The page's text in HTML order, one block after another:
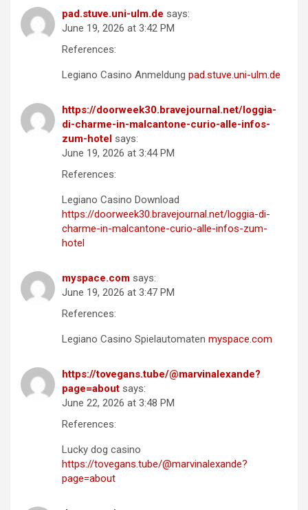
pad.stuve.uni-ulm.de says:
June 19, 2026 at 3:42 PM
References:
Legiano Casino Anmeldung pad.stuve.uni-ulm.de
https://doorweek30.bravejournal.net/loggia-
di-charme-in-malcantone-curio-alle-infos-
zum-hotel says:
June 19, 2026 at 3:44 PM
References:
Legiano Casino Download
https://doorweek30.bravejournal.net/loggia-di-
charme-in-malcantone-curio-alle-infos-zum-
hotel
myspace.com says:
June 19, 2026 at 3:47 PM
References:
Legiano Casino Spielautomaten myspace.com
https://tovegans.tube/@marvinalexande?
page=about says:
June 22, 2026 at 3:48 PM
References:
Lucky dog casino
https://tovegans.tube/@marvinalexande?
page=about